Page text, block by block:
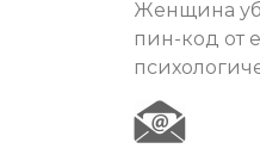
Женщина
пин-код от